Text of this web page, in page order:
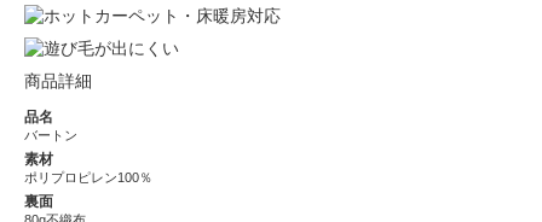
商品詳細
品名
バートン
素材
ポリプロピレン100％
裏面